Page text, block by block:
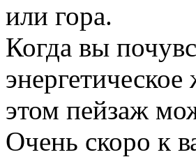
или гора.
Когда вы
этом пейзаж
Очень скоро к